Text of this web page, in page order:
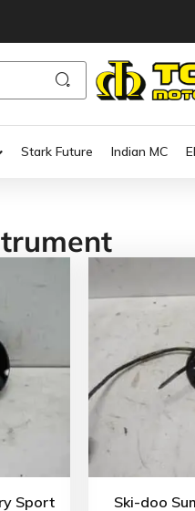
Stark Future Indian MC
Sport
Ski-doo